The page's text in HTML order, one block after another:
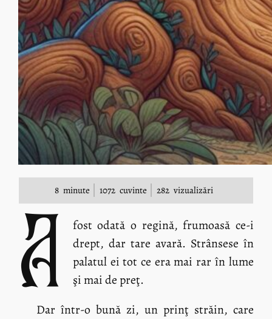
8 minute 1072 cuvinte 282 vizualizări
A
fost odată o regină, frumoasă ce-i
drept, dar tare avară. Strânsese în
palatul ei tot ce era mai rar în lume
şi mai de preţ.
Dar într-o bună zi, un prinţ străin, care